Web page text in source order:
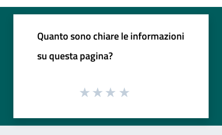
Quanto sono chiare le informazioni
su questa pagina?